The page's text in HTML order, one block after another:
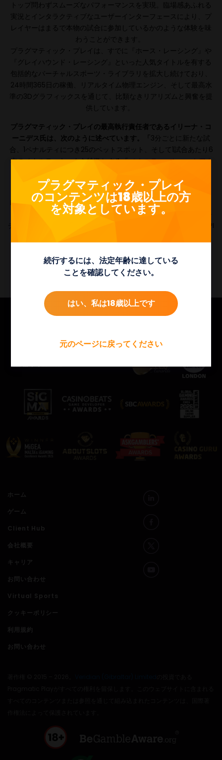
トップ問わずスムーズなパフォーマンスを実現。臨場感あふれる
実況とインタラクティブなユーザーインターフェースにより、プ
レイヤーはまるで本物の試合に参加しているかのような体験を味
わうことができます。
プラグマティック・プレイは、すでに『ホース・レーシング』や
『グレイハウンド・レーシング』といった人気タイトルを有する
包括的なバーチャルスポーツ・ライブラリを拡大し続けており、
24時間365日の稼働、リアルタイム物理エンジン、そして最高水
準の3Dグラフィックスを通じて、比類なきリアリズムと興奮を提
供しています。
プラグマティック・プレイの最高執行責任者であるイリーナ・コ
ーニデス氏は、次のように述べています。「 3分ごとに新たな試
合、1ペナルティにつき25のベットスポット、そして1試合あたり6
本のペナルティキックを特徴とする『ペナルティ・シュートアウ
におけるアクション満載の最新作です。」
Pragmatic Playは現在、月に最大8つの新しいオンラインスロッ
タイトルを制作しており、 ライブカジノと ビンゴゲーム
チプロダクトポートフォリオの一部として提供しており、1つのAPI
ホーム
ゲーム
Client Hub
会社概要
キャリア
お問い合わせ
Virtual Sports
クッキーポリシー
利用規約
お問い合わせ
プラグマティック・プレイ
のコンテンツは18歳以上の方
を対象としています。
続行するには、法定年齢に達している
ことを確認してください。
はい、私は18歳以上です
元のページに戻ってください